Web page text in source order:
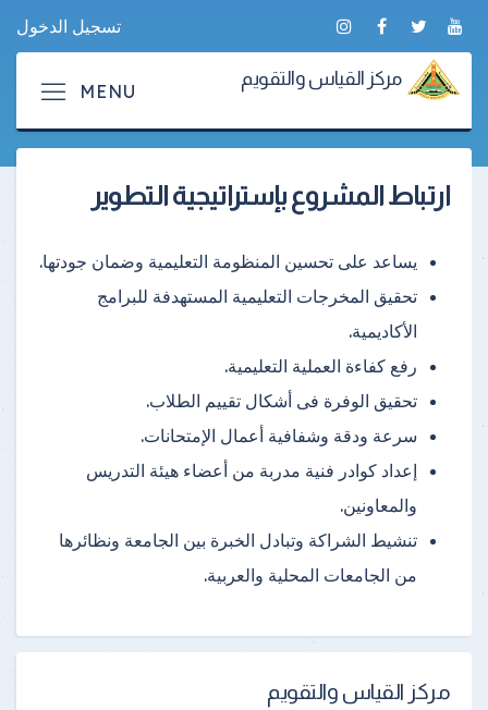
تسجيل الدخول
مركز القياس والتقويم
ارتباط المشروع بإستراتيجية التطوير
يساعد على تحسين المنظومة التعليمية وضمان جودتها.
تحقيق المخرجات التعليمية المستهدفة للبرامج
الأكاديمية.
رفع كفاءة العملية التعليمية.
تحقيق الوفرة فى أشكال تقييم الطلاب.
سرعة ودقة وشفافية أعمال الإمتحانات.
إعداد كوادر فنية مدربة من أعضاء هيئة التدريس
والمعاونين.
تنشيط الشراكة وتبادل الخبرة بين الجامعة ونظائرها
من الجامعات المحلية والعربية.
مركز القياس والتقويم